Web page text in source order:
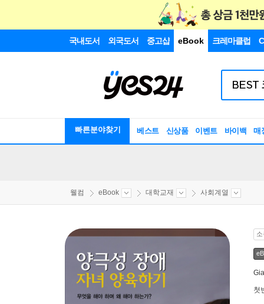
국내도서 외국도서 중고샵 eBook 크레마클럽
빠른분야찾기 베스트 신상품 이벤트 바이백 매
웰컴 eBook 대학교재 사회계열
첫